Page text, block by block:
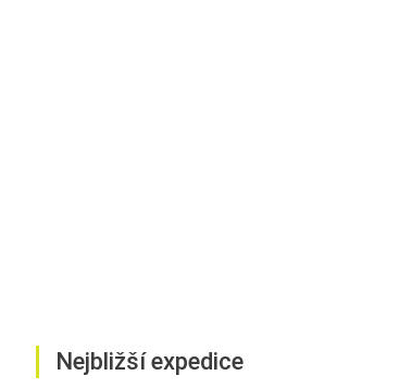
Nejbližší expedice